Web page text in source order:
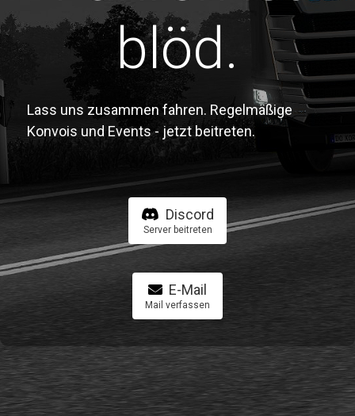
blöd.
Lass uns zusammen fahren. Regelmäßige
Konvois und Events - jetzt beitreten.
Discord
Server beitreten
E-Mail
Mail verfassen